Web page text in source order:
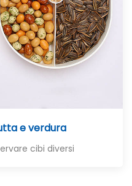
e verdura
cibi diversi